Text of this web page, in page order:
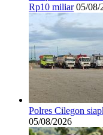
Rp10 miliar 05/08/
Polres Cilegon
05/08/2026